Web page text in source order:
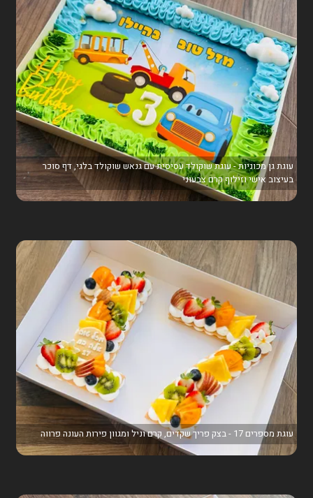
עוגת גן מכוניות - עוגת שוקולד עסיסית עם גנאש שוקולד בלגי, דף סוכר
בעיצוב אישי וזילוף קרם צבעוני
עוגת מספרים 17 - בצק פריך שקדים, קרם וניל ומגוון פירות העונה פרווה